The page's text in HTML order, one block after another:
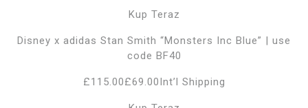
Kup Teraz
Disney x adidas Stan Smith “Monsters Inc Blue” | use
code BF40
£115.00£69.00Int’l Shipping